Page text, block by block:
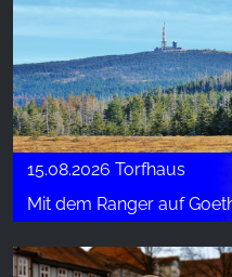
15.08.2026 Torfhaus
Mit dem Ranger auf Goethes